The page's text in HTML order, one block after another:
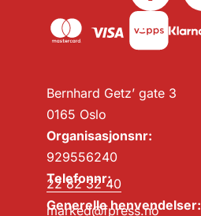
Bernhard Getz’ gate 3
0165 Oslo
Organisasjonsnr:
929556240
Telefonnr:
22 82 32 40
Generelle henvendelser:
marked@fpress.no